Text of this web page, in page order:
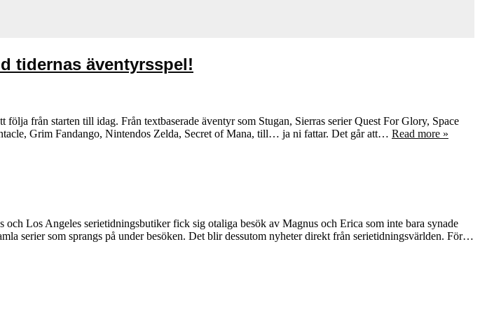
2013
tidernas äventyrsspel!
följa från starten till idag. Från textbaserade äventyr som Stugan, Sierras serier Quest For Glory, Space
Grim Fandango, Nintendos Zelda, Secret of Mana, till… ja ni fattar. Det går att… Read more »
Los Angeles serietidningsbutiker fick sig otaliga besök av Magnus och Erica som inte bara synade
serier som sprangs på under besöken. Det blir dessutom nyheter direkt från serietidningsvärlden. För…